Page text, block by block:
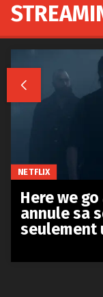

NETFLIX
Here we
annule sa
seulement